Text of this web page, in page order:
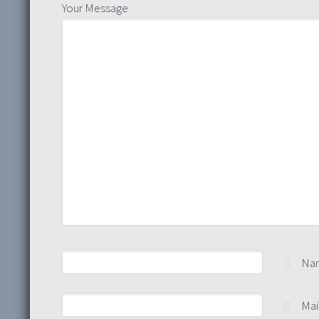
Your Message